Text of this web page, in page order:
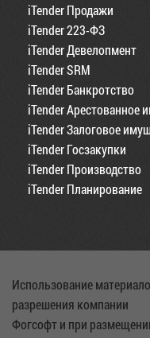
iTender Продажи
iTender 223-ФЗ
iTender Девелопмент
iTender SRM
iTender Банкротство
iTender Арестованное
iTender Залоговое
iTender Госзакупки
iTender Производство
iTender Планирование
Использование
разрешения компании
Фогсофт и при